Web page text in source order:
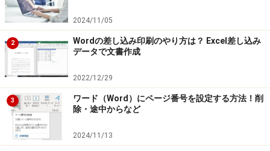
2024/11/05
2
Wordの差し込み印刷のやり方は？ Excel差し込み
データで文書作成
2022/12/29
3
ワード（Word）にページ番号を設定する方法！削
除・途中からなど
2024/11/13